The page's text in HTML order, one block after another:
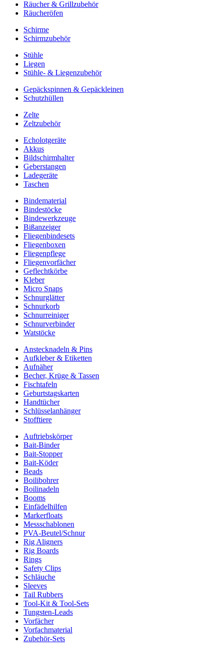
Räucher & Grillzubehör
Räucheröfen
Schirme
Schirmzubehör
Stühle
Liegen
Stühle- & Liegenzubehör
Gepäckspinnen & Gepäckleinen
Schutzhüllen
Zelte
Zeltzubehör
Echolotgeräte
Akkus
Bildschirmhalter
Geberstangen
Ladegeräte
Taschen
Bindematerial
Bindestöcke
Bindewerkzeuge
Bißanzeiger
Fliegenbindesets
Fliegenboxen
Fliegenpflege
Fliegenvorfächer
Geflechtkörbe
Kleber
Micro Snaps
Schnurglätter
Schnurkorb
Schnurreiniger
Schnurverbinder
Watstöcke
Anstecknadeln & Pins
Aufkleber & Etiketten
Aufnäher
Becher, Krüge & Tassen
Fischtafeln
Geburtstagskarten
Handtücher
Schlüsselanhänger
Stofftiere
Auftriebskörper
Bait-Binder
Bait-Stopper
Bait-Köder
Beads
Boilibohrer
Boilinadeln
Booms
Einfädelhilfen
Markerfloats
Messschablonen
PVA-Beutel/Schnur
Rig Aligners
Rig Boards
Rings
Safety Clips
Schläuche
Sleeves
Tail Rubbers
Tool-Kit & Tool-Sets
Tungsten-Leads
Vorfächer
Vorfachmaterial
Zubehör-Sets